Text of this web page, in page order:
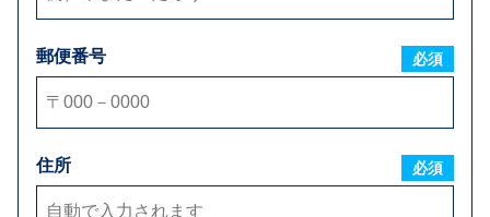
郵便番号 必須
住所 必須
ご要望